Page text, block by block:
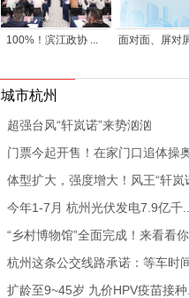
100%！滨江政协 ... 面对面、屏对
城市杭州
超强台风“轩岚诺”来势汹汹
门票今起开售！在家门口追体操
体型扩大，强度增大！风王“轩岚
今年1-7月 杭州光伏发电7.9亿千...
“乡村博物馆”全面完成！来看看你
杭州这条公交线路承诺：等车时
扩龄至9~45岁 九价HPV疫苗接种